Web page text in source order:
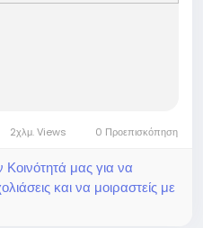
2χλμ. Views 0 Προεπισκόπηση
μας για να
και να μοιραστείς με